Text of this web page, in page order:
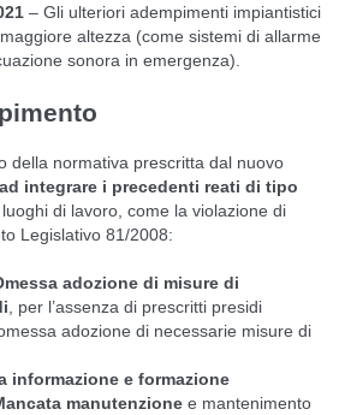
– Gli ulteriori adempimenti impiantistici
altezza (come sistemi di allarme
sonora in emergenza).
della normativa prescritta dal nuovo
integrare i precedenti reati di tipo
luoghi di lavoro, come la violazione di
Legislativo 81/2008:
adozione di misure di
, per l’assenza di prescritti presidi
adozione di necessarie misure di
informazione e formazione
manutenzionee mantenimento